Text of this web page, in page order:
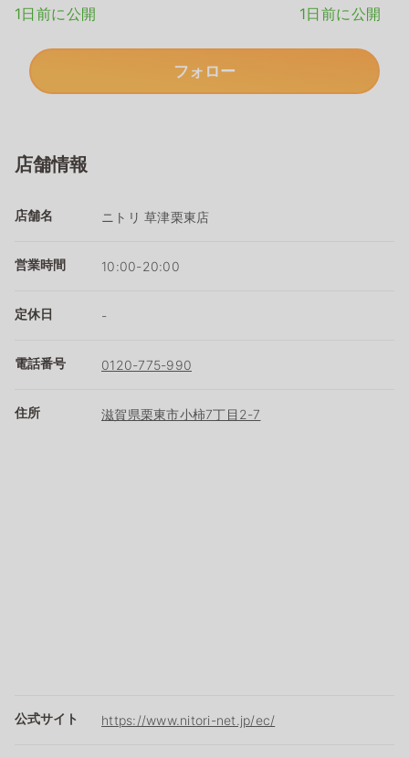
1日前に公開
1日前に公開
フォロー
店舗情報
店舗名 ニトリ 草津栗東店
営業時間 10:00-20:00
定休日 -
電話番号 0120-775-990
住所 滋賀県栗東市小柿7丁目2-7
公式サイト https://www.nitori-net.jp/ec/